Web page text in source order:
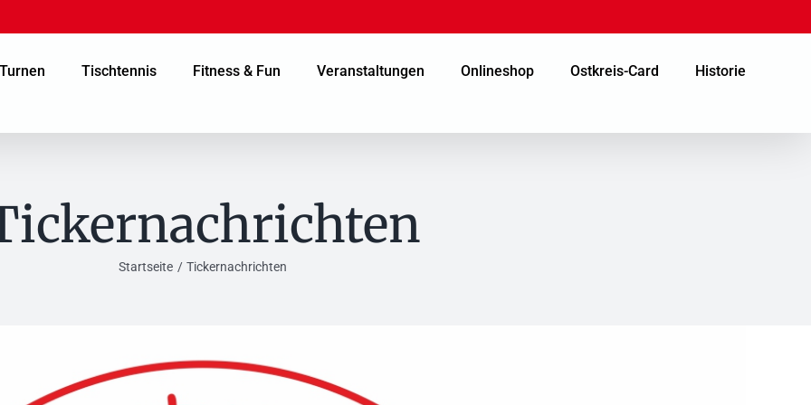
Turnen Tischtennis Fitness & Fun Veranstaltungen Onlineshop Ostkreis-Card Historie
Startseite Tickernachrichten